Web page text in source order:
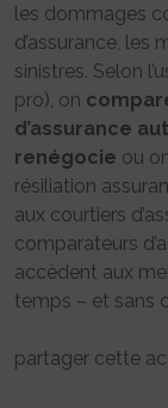
les dommages
d’assurance, les
sinistres. Selon
pro), on
d’assurance
renégocie ou
résiliation
aux courtiers
comparateurs
accèdent aux
temps – et sans
partager cette